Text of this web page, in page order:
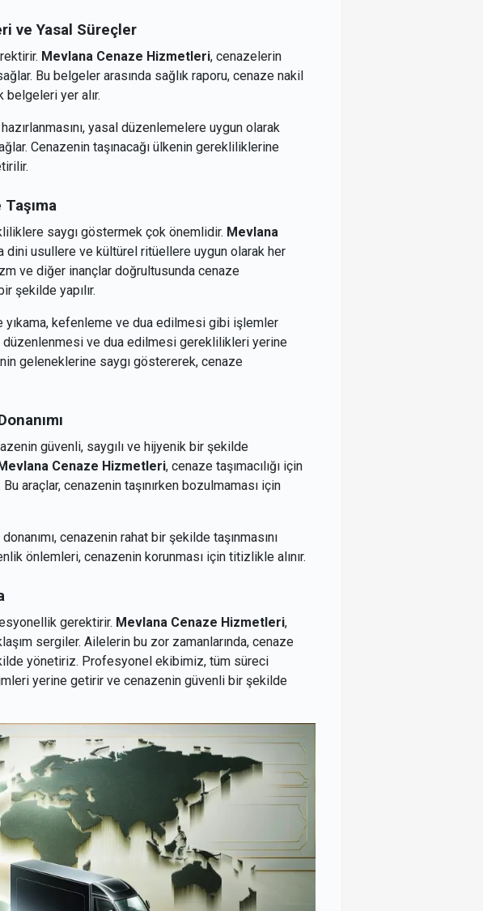
ve Yasal Süreçler
Mevlana Cenaze Hizmetleri, cenazelerin
Bu belgeler arasında sağlık raporu, cenaze nakil
yer alır.
yasal düzenlemelere uygun olarak
Cenazenin taşınacağı ülkenin gerekliliklerine
saygı göstermek çok önemlidir. Mevlana
dini usullere ve kültürel ritüellere uygun olarak her
ve diğer inançlar doğrultusunda cenaze
şekilde yapılır.
yıkama, kefenleme ve dua edilmesi gibi işlemler
düzenlenmesi ve dua edilmesi gereklilikleri yerine
geleneklerine saygı göstererek, cenaze
güvenli, saygılı ve hijyenik bir şekilde
Cenaze Hizmetleri, cenaze taşımacılığı için
araçlar, cenazenin taşınırken bozulmaması için
cenazenin rahat bir şekilde taşınmasını
önlemleri, cenazenin korunması için titizlikle alınır.
gerektirir. Mevlana Cenaze Hizmetleri,
sergiler. Ailelerin bu zor zamanlarında, cenaze
yönetiriz. Profesyonel ekibimiz, tüm süreci
yerine getirir ve cenazenin güvenli bir şekilde